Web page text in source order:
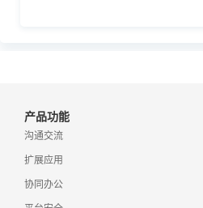
产品功能
沟通交流
扩展应用
协同办公